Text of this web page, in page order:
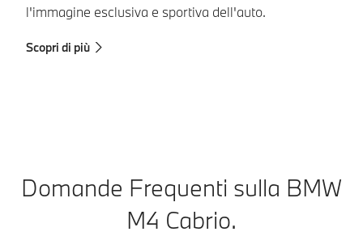
l'immagine esclusiva e sportiva dell'auto.
Scopri di più
Domande Frequenti sulla BMW
M4 Cabrio.